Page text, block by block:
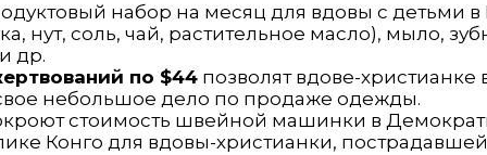
набор на месяц для вдовы с детьми в
нут, соль, чай, растительное масло), мыло,
др.
по $44 позволят вдове-христианке
небольшое дело по продаже одежды.
стоимость швейной машинки в
Конго для вдовы-христианки,